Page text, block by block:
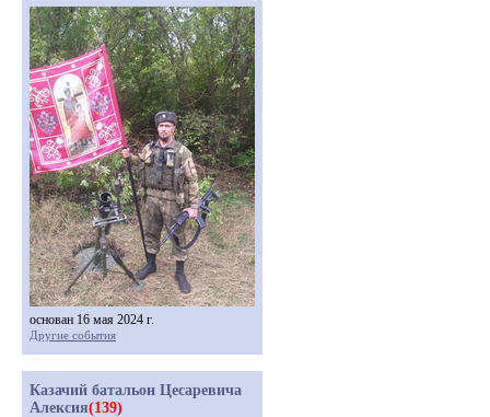
основан 16 мая 2024 г.
Другие события
Казачий батальон Цесаревича
Алексия(139)